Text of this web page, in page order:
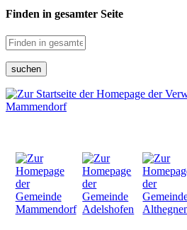
Finden in gesamter Seite
suchen